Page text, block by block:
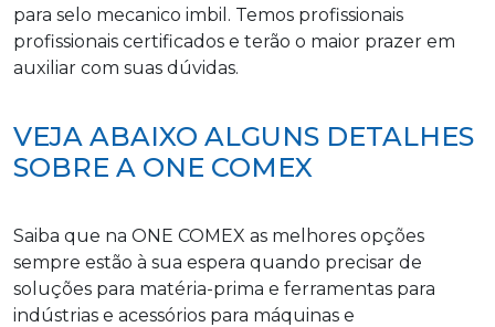
para selo mecanico imbil. Temos profissionais
profissionais certificados e terão o maior prazer em
auxiliar com suas dúvidas.
VEJA ABAIXO ALGUNS DETALHES
SOBRE A ONE COMEX
Saiba que na ONE COMEX as melhores opções
sempre estão à sua espera quando precisar de
soluções para matéria-prima e ferramentas para
indústrias e acessórios para máquinas e